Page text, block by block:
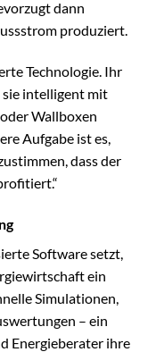
dann
produziert.
Technologie. Ihr
sie intelligent mit
Wallboxen
Aufgabe ist es,
dass der
Software setzt,
ein
Simulationen,
– ein
Energieberater ihre